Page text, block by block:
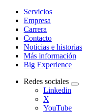
Servicios
Empresa
Carrera
Contacto
Noticias e historias
Más información
Big Experience
Redes sociales
Linkedin
X
YouTube